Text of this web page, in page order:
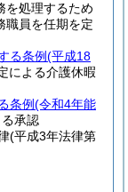
を処理するため
職員を任期を定
る条例(平成18
による介護休暇
条例(令和4年能
承認
(平成3年法律第